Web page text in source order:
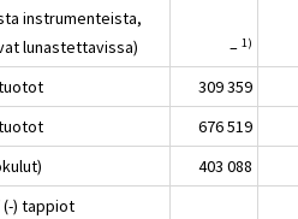
instrumenteista,
lunastettavissa)
–1)
309 359
676 519
403 088
) tappiot